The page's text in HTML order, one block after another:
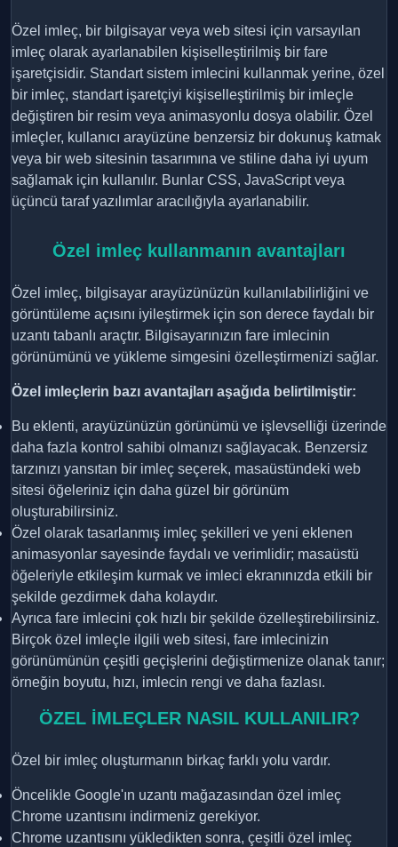
Özel imleç, bir bilgisayar veya web sitesi için varsayılan
imleç olarak ayarlanabilen kişiselleştirilmiş bir fare
işaretçisidir. Standart sistem imlecini kullanmak yerine, özel
bir imleç, standart işaretçiyi kişiselleştirilmiş bir imleçle
değiştiren bir resim veya animasyonlu dosya olabilir. Özel
imleçler, kullanıcı arayüzüne benzersiz bir dokunuş katmak
veya bir web sitesinin tasarımına ve stiline daha iyi uyum
sağlamak için kullanılır. Bunlar CSS, JavaScript veya
üçüncü taraf yazılımlar aracılığıyla ayarlanabilir.
Özel imleç kullanmanın avantajları
Özel imleç, bilgisayar arayüzünüzün kullanılabilirliğini ve
görüntüleme açısını iyileştirmek için son derece faydalı bir
uzantı tabanlı araçtır. Bilgisayarınızın fare imlecinin
görünümünü ve yükleme simgesini özelleştirmenizi sağlar.
Özel imleçlerin bazı avantajları aşağıda belirtilmiştir:
Bu eklenti, arayüzünüzün görünümü ve işlevselliği üzerinde
daha fazla kontrol sahibi olmanızı sağlayacak. Benzersiz
tarzınızı yansıtan bir imleç seçerek, masaüstündeki web
sitesi öğeleriniz için daha güzel bir görünüm
oluşturabilirsiniz.
Özel olarak tasarlanmış imleç şekilleri ve yeni eklenen
animasyonlar sayesinde faydalı ve verimlidir; masaüstü
öğeleriyle etkileşim kurmak ve imleci ekranınızda etkili bir
şekilde gezdirmek daha kolaydır.
Ayrıca fare imlecini çok hızlı bir şekilde özelleştirebilirsiniz.
Birçok özel imleçle ilgili web sitesi, fare imlecinizin
görünümünün çeşitli geçişlerini değiştirmenize olanak tanır;
örneğin boyutu, hızı, imlecin rengi ve daha fazlası.
ÖZEL İMLEÇLER NASIL KULLANILIR?
Özel bir imleç oluşturmanın birkaç farklı yolu vardır.
Öncelikle Google'ın uzantı mağazasından özel imleç
Chrome uzantısını indirmeniz gerekiyor.
Chrome uzantısını yükledikten sonra, çeşitli özel imleç